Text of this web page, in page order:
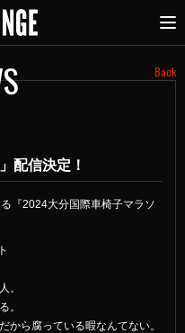
Back
配信決定！
『2024大分国際車椅子マラソ
。
。
から腐っている暇なんてない。